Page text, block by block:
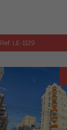
Ref. LE-1129